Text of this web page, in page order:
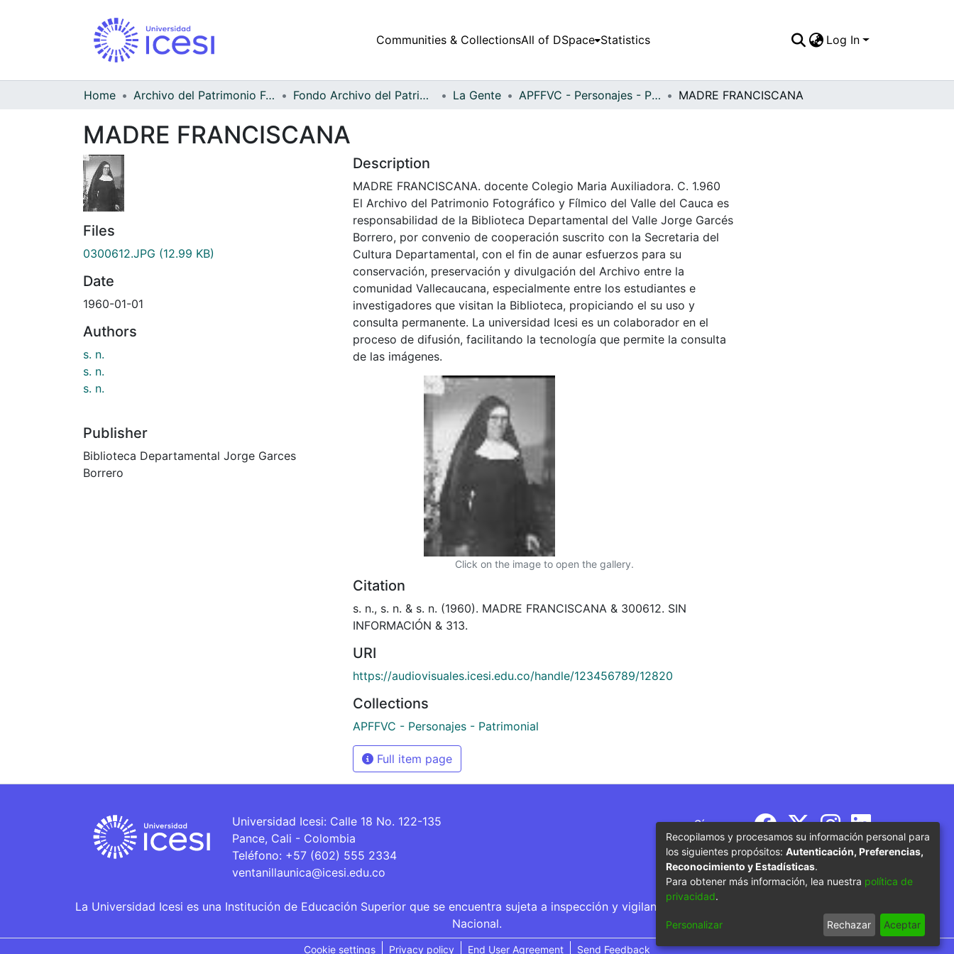
Communities & CollectionsAll of DSpace Statistics Log In
Home Archivo del Patrimonio Fotográfico y Fílmico del Valle del Cauca Fondo Archivo del Patrimonio Fotográfico y Fílmico del Valle del Cauca La Gente APFFVC - Personajes - Patrimonial MADRE FRANCISCANA
MADRE FRANCISCANA
Files
0300612.JPG (12.99 KB)
Date
1960-01-01
Authors
s. n.
s. n.
s. n.
Publisher
Biblioteca Departamental Jorge Garces
Borrero
Description
MADRE FRANCISCANA. docente Colegio Maria Auxiliadora. C. 1.960
El Archivo del Patrimonio Fotográfico y Fílmico del Valle del Cauca es
responsabilidad de la Biblioteca Departamental del Valle Jorge Garcés
Borrero, por convenio de cooperación suscrito con la Secretaria del
Cultura Departamental, con el fin de aunar esfuerzos para su
conservación, preservación y divulgación del Archivo entre la
comunidad Vallecaucana, especialmente entre los estudiantes e
investigadores que visitan la Biblioteca, propiciando el su uso y
consulta permanente. La universidad Icesi es un colaborador en el
proceso de difusión, facilitando la tecnología que permite la consulta
de las imágenes.
Click on the image to open the gallery.
Citation
s. n., s. n. & s. n. (1960). MADRE FRANCISCANA & 300612. SIN
INFORMACIÓN & 313.
URI
https://audiovisuales.icesi.edu.co/handle/123456789/12820
Collections
APFFVC - Personajes - Patrimonial
Full item page
Universidad Icesi: Calle 18 No. 122-135
Pance, Cali - Colombia
Teléfono: +57 (602) 555 2334
ventanillaunica@icesi.edu.co
Síguenos
La Universidad Icesi es una Institución de Educación Superior que se encuentra sujeta a inspección y vigilancia por parte del Ministerio de Educación
Nacional.
Cookie settings Privacy policy End User Agreement Send Feedback
Recopilamos y procesamos su información personal para
los siguientes propósitos: Autenticación, Preferencias,
Reconocimiento y Estadísticas.
Para obtener más información, lea nuestra política de
privacidad.
Personalizar Rechazar Aceptar